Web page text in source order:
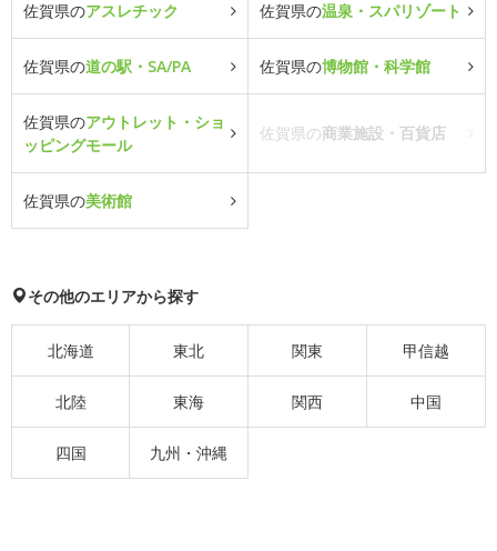
佐賀県のアスレチック 佐賀県の温泉・スパリゾート
佐賀県の道の駅・SA/PA 佐賀県の博物館・科学館
佐賀県のアウトレット・ショ
ッピングモール
佐賀県の商業施設・百貨店
佐賀県の美術館
その他のエリアから探す
北海道 東北 関東 甲信越
北陸 東海 関西 中国
四国 九州・沖縄